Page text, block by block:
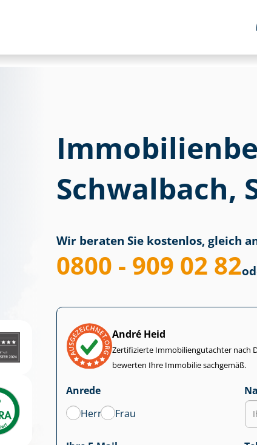
Schwalbach,
Wir beraten Sie kostenlos, gleich
0800 - 909 02 82
André Heid
Zertifizierte Im­mo­bi­li­en­gut­ach­ter nach
bewerten Ihre Immobilie sachgemäß.
Anrede
Herr
Frau